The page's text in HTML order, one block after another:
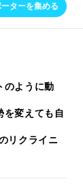
ターを集める
のように動
を変えても自
リクライニ